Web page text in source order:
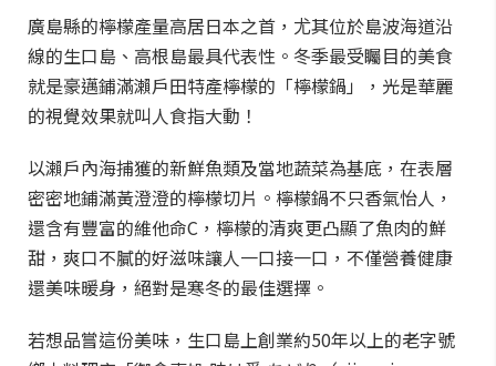
廣島縣的檸檬產量高居日本之首，尤其位於島波海道沿
線的生口島、高根島最具代表性。冬季最受矚目的美食
就是豪邁鋪滿瀨戶田特產檸檬的「檸檬鍋」，光是華麗
的視覺效果就叫人食指大動！
以瀨戶內海捕獲的新鮮魚類及當地蔬菜為基底，在表層
密密地鋪滿黃澄澄的檸檬切片。檸檬鍋不只香氣怡人，
還含有豐富的維他命C，檸檬的清爽更凸顯了魚肉的鮮
甜，爽口不膩的好滋味讓人一口接一口，不僅營養健康
還美味暖身，絕對是寒冬的最佳選擇。
若想品嘗這份美味，生口島上創業約50年以上的老字號